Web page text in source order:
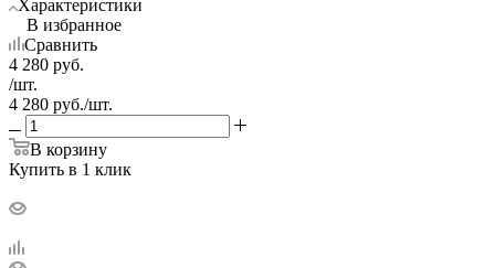
Характеристики
В избранное
Сравнить
4 280 руб.
/шт.
4 280 руб./шт.
В корзину
Купить в 1 клик